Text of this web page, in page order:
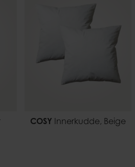
COSY Innerkudde, Beige